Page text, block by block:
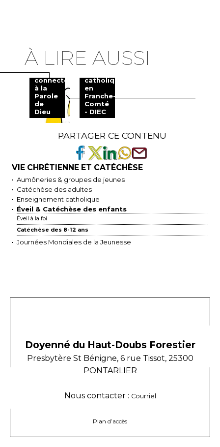
À LIRE AUSSI
Théobule,
les
enfants
connectés
à la
Parole
de
Dieu
catholique
en
Franche-
Comté
- DIEC
PARTAGER CE CONTENU
VIE CHRÉTIENNE ET CATÉCHÈSE
Aumôneries & groupes de jeunes
Catéchèse des adultes
Enseignement catholique
Éveil & Catéchèse des enfants
Éveil à la foi
Catéchèse des 8-12 ans
Journées Mondiales de la Jeunesse
Doyenné du Haut-Doubs Forestier
Presbytère St Bénigne, 6 rue Tissot, 25300
PONTARLIER
Nous contacter : Courriel
Plan d’accès